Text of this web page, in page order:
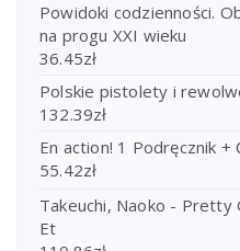
Powidoki codzienności.
na progu XXI wieku
36.45zł
Polskie pistolety i
132.39zł
En action! 1 Podręcznik +
55.42zł
Takeuchi, Naoko - Pretty
Et